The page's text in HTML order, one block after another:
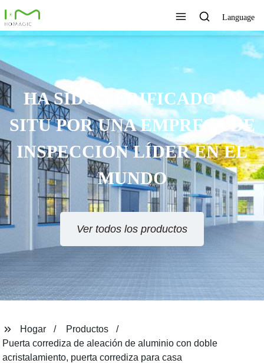
Language
TECNOLOGÍA ÚNICA,
EXCELENTE CALIDAD,
SERVICIO RÁPIDO
Ver todos los productos
Hogar
Productos
Puerta corrediza de aleación de aluminio con doble
acristalamiento, puerta corrediza para casa